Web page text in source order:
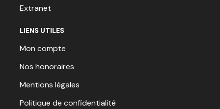
Extranet
LIENS UTILES
Mon compte
Nos honoraires
Mentions légales
Politique de confidentialité